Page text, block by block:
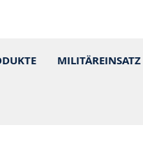
MILITÄREINSATZ